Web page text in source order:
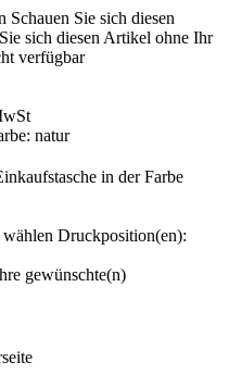
Schauen Sie sich diesen
sich diesen Artikel ohne Ihr
verfügbar
natur
Druckposition(en):
gewünschte(n)